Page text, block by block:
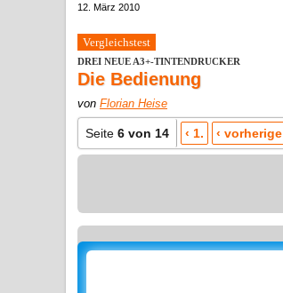
12. März 2010
Vergleichstest
DREI NEUE A3+-TINTENDRUCKER
Die Bedienung
von Florian Heise
Seite 6 von 14 ‹ 1. ‹ vorherige